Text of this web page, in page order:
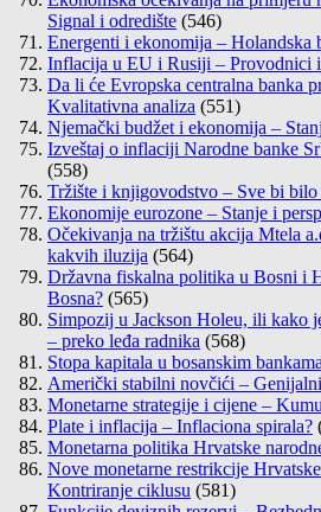
Signal i odredište (546)
Energenti i ekonomija – Holandska
Inflacija u EU i Rusiji – Provodnici
Da li će Evropska centralna banka
Kvalitativna analiza (551)
Njemački budžet i ekonomija –
Izveštaj o inflaciji Narodne banke
(558)
Tržište i knjigovodstvo – Sve bi bilo
Ekonomije eurozone – Stanje i
Očekivanja na tržištu akcija Mtela
kakvih iluzija (564)
Državna fiskalna politika u Bosni i
Bosna? (565)
Simpozij u Jackson Holeu, ili kako
– preko leđa radnika (568)
Stopa kapitala u bosanskim
Američki stabilni novčići –
Monetarne strategije i cijene –
Plate i inflacija – Inflaciona spirala?
Monetarna politika Hrvatske
Nove monetarne restrikcije
Kontriranje ciklusu (581)